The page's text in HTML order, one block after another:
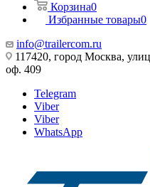
Корзина0
Избранные товары0
info@trailercom.ru
117420, город Москва,
оф. 409
Telegram
Viber
Viber
WhatsApp